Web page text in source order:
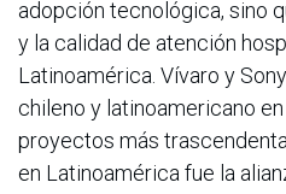
adopción tecnológica, sino
y la calidad de atención
Latinoamérica. Vívaro y
chileno y latinoamericano
proyectos más
en Latinoamérica fue la